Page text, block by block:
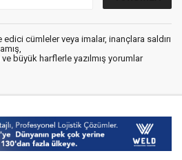
cümleler veya imalar, inançlara saldırı
büyük harflerle yazılmış yorumlar